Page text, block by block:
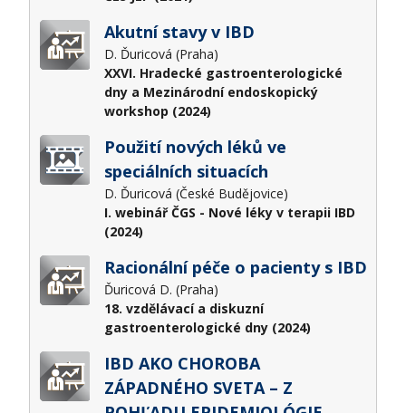
Akutní stavy v IBD
D. Ďuricová (Praha)
XXVI. Hradecké gastroenterologické
dny a Mezinárodní endoskopický
workshop (2024)
Použití nových léků ve
speciálních situacích
D. Ďuricová (České Budějovice)
I. webinář ČGS - Nové léky v terapii IBD
(2024)
Racionální péče o pacienty s IBD
Ďuricová D. (Praha)
18. vzdělávací a diskuzní
gastroenterologické dny (2024)
IBD AKO CHOROBA
ZÁPADNÉHO SVETA – Z